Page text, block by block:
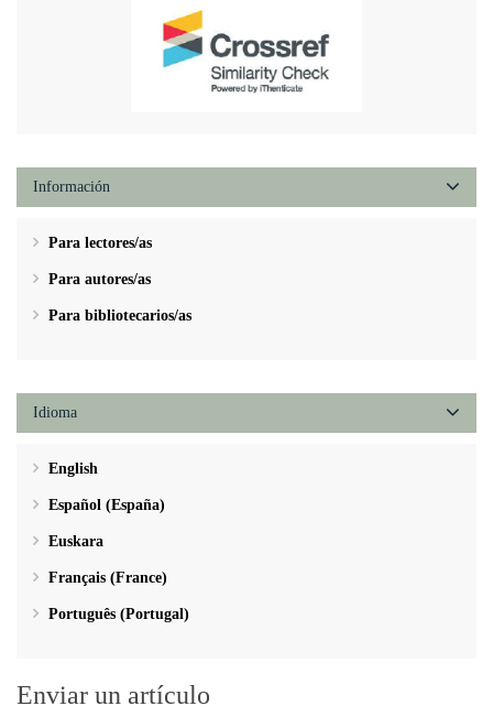
Información
Para lectores/as
Para autores/as
Para bibliotecarios/as
Idioma
English
Español (España)
Euskara
Français (France)
Português (Portugal)
Enviar un artículo